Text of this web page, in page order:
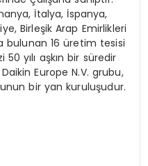
İtalya, İspanya,
Birleşik Arap Emirlikleri
bulunan 16 üretim tesisi
yılı aşkın bir süredir
Europe N.V. grubu,
bir yan kuruluşudur.